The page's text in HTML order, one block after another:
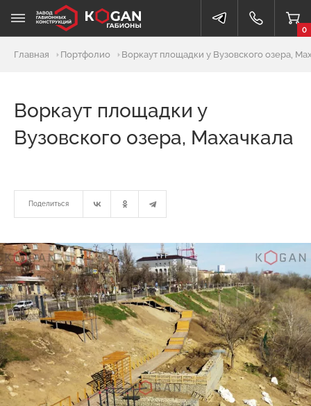
0
Главная Портфолио Воркаут площадки у Вузовского озера,
Воркаут площадки у
Вузовского озера, Махачкала
Поделиться